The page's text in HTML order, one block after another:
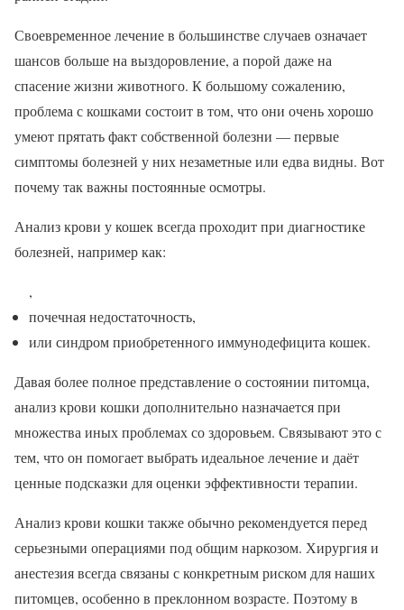
Своевременное лечение в большинстве случаев означает
шансов больше на выздоровление, а порой даже на
спасение жизни животного. К большому сожалению,
проблема с кошками состоит в том, что они очень хорошо
умеют прятать факт собственной болезни — первые
симптомы болезней у них незаметные или едва видны. Вот
почему так важны постоянные осмотры.
Анализ крови у кошек всегда проходит при диагностике
болезней, например как:
,
почечная недостаточность,
или синдром приобретенного иммунодефицита кошек.
Давая более полное представление о состоянии питомца,
анализ крови кошки дополнительно назначается при
множества иных проблемах со здоровьем. Связывают это с
тем, что он помогает выбрать идеальное лечение и даёт
ценные подсказки для оценки эффективности терапии.
Анализ крови кошки также обычно рекомендуется перед
серьезными операциями под общим наркозом. Хирургия и
анестезия всегда связаны с конкретным риском для наших
питомцев, особенно в преклонном возрасте. Поэтому в